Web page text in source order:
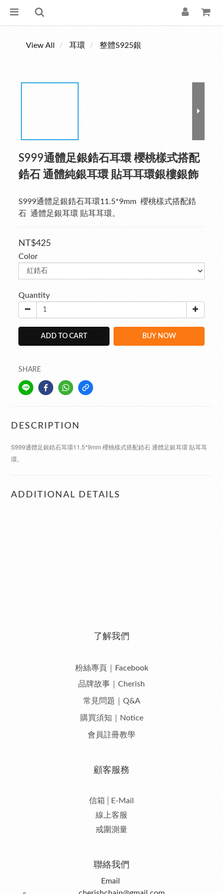
View All 耳環 整體S925銀
S999通體足銀鋯石耳環 櫻桃樣式搭配
鋯石 通體純銀耳環 貼耳耳環銀樓銀飾
S999通體足銀鋯石耳環11.5*9mm  櫻桃樣式搭配鋯
石  通體足銀耳環 貼耳耳環。
NT$425
Color
Quantity
ADD TO CART BUY NOW
SHARE
DESCRIPTION
S999通體足銀鋯石耳環11.5*9mm 櫻桃樣式搭配鋯石 通體足銀耳環 貼耳耳
環。
ADDITIONAL DETAILS
了解我們
粉絲專頁｜Facebook
品牌故事｜Cherish
常見問題｜Q&A
購買須知｜Notice
會員註冊教學
顧客服務
信箱│E-Mail
線上客服
戒圍測量
聯絡我們
Email